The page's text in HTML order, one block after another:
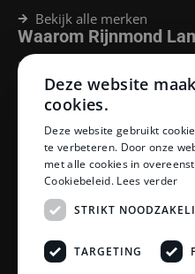
Bekijk alle merken
Waarom Rijnmond
Legservice
Laminaat Capelle aan den
Laminaat voor
Klantenservice
Betaalmethoden
Openingstijden showroom
Afhalen en bezorgen
Retourprocedure
Veelgestelde vragen
Legservice
Deze website
cookies.
Deze website gebruikt
te verbeteren. Door onze
met alle cookies in
Cookiebeleid. Lees verder
STRIKT
TARGETING